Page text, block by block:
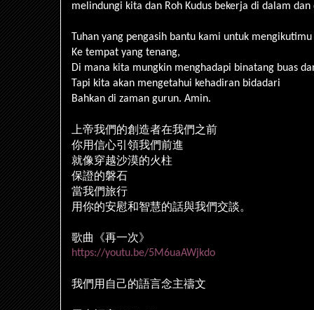
melindungi kita dan Roh Kudus bekerja di dalam
Tuhan yang pengasih bantu kami untuk mengikutimu
Ke tempat yang tenang,
Di mana kita mungkin menghadapi binatang buas
Tapi kita akan mengetahui kehadiran bidadari
Bahkan di zaman gurun. Amin.
上帝我們的創造者在我們之前
你用信心引領我們前進
就像穿越沙漠的火柱
保證的磐石
當我們旅行
用你的安慰和智慧的話與我們交談。
歌曲《再一次》
https://youtu.be/5M6uaAWjkdo
我們用自己的語言念主禱文